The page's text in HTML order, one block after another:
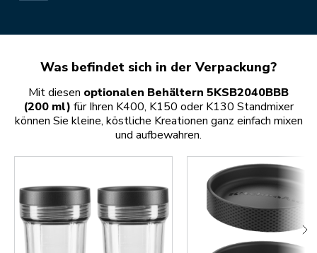
Was befindet sich in der Verpackung?
Mit diesen optionalen Behältern 5KSB2040BBB
(200 ml) für Ihren K400, K150 oder K130 Standmixer
können Sie kleine, köstliche Kreationen ganz einfach mixen
und aufbewahren.